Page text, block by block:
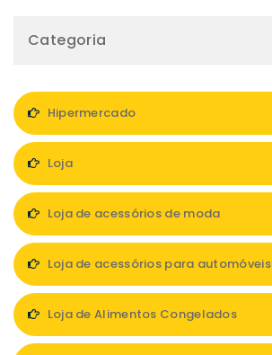
Categoria
Hipermercado
Loja
Loja de acessórios de moda
Loja de acessórios para automóveis
Loja de Alimentos Congelados